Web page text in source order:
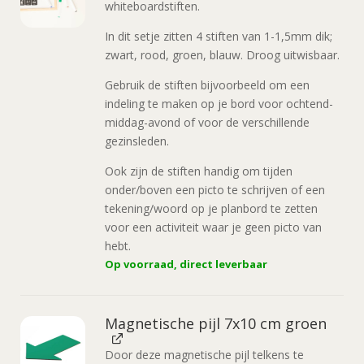
whiteboardstiften.
In dit setje zitten 4 stiften van 1-1,5mm dik;
zwart, rood, groen, blauw. Droog uitwisbaar.
Gebruik de stiften bijvoorbeeld om een
indeling te maken op je bord voor ochtend-
middag-avond of voor de verschillende
gezinsleden.
Ook zijn de stiften handig om tijden
onder/boven een picto te schrijven of een
tekening/woord op je planbord te zetten
voor een activiteit waar je geen picto van
hebt.
Op voorraad, direct leverbaar
Magnetische pijl 7x10 cm groen
Door deze magnetische pijl telkens te